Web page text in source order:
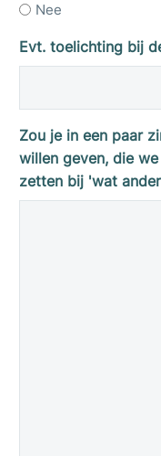
Nee
Evt. toelichting bij
Zou je in een paar
willen geven, die
zetten bij 'wat